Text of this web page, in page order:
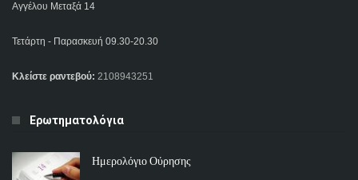
Αγγέλου Μεταξά 14
Τετάρτη - Παρασκευή 09.30-20.30
Κλείστε ραντεβού: 2108943251
Ερωτηματολόγια
Ημερολόγιο Ούρησης